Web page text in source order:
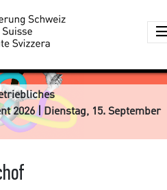
2026 | Dienstag, 15. September